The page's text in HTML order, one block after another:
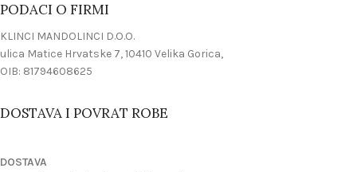
PODACI O FIRMI
KLINCI MANDOLINCI D.O.O.
ulica Matice Hrvatske 7, 10410 Velika Gorica,
OIB: 81794608625
DOSTAVA I POVRAT ROBE
DOSTAVA